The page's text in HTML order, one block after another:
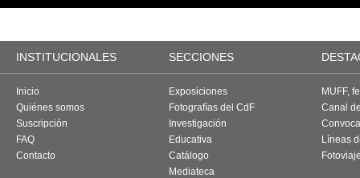
INSTITUCIONALES SECCIONES
Inicio
Quiénes somos
Suscripción
FAQ
Contacto
Exposiciones
Fotografías del CdF
Investigación
Educativa
Catálogo
Mediateca
MUFF,
Canal
Líneas